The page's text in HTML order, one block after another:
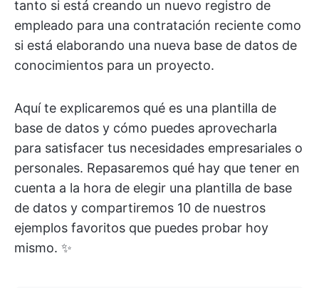
tanto si está creando un nuevo registro de
empleado para una contratación reciente como
si está elaborando una nueva base de datos de
conocimientos para un proyecto.
Aquí te explicaremos qué es una plantilla de
base de datos y cómo puedes aprovecharla
para satisfacer tus necesidades empresariales o
personales. Repasaremos qué hay que tener en
cuenta a la hora de elegir una plantilla de base
de datos y compartiremos 10 de nuestros
ejemplos favoritos que puedes probar hoy
mismo. ✨